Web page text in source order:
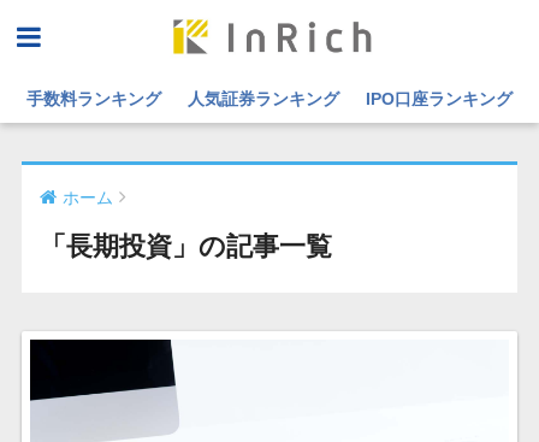
手数料ランキング 人気証券ランキング IPO口座ランキング
ホーム
「長期投資」の記事一覧